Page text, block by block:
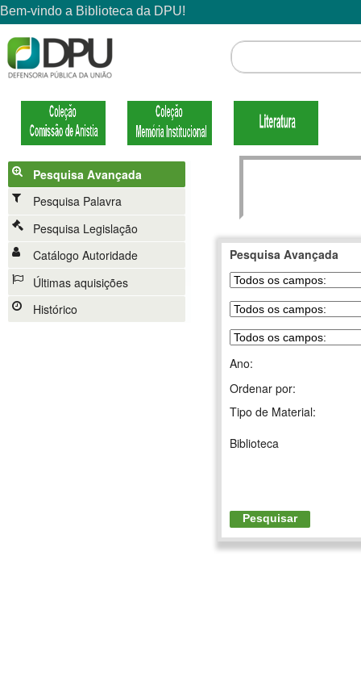
Pesquisa Avançada
Pesquisa Palavra
Pesquisa Legislação
Catálogo Autoridade
Últimas aquisições
Histórico
Pesquisa Avançada
Ano:
Ordenar por:
Tipo de Material:
Biblioteca
Pesquisar